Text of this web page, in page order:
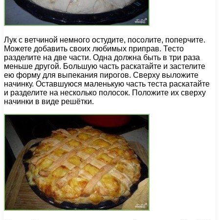
Лук с ветчиной немного остудите, посолите, поперчите.
Можете добавить своих любимых приправ. Тесто
разделите на две части. Одна должна быть в три раза
меньше другой. Большую часть раскатайте и застелите
ею форму для выпекания пирогов. Сверху выложите
начинку. Оставшуюся маленькую часть теста раскатайте
и разделите на несколько полосок. Положите их сверху
начинки в виде решётки.